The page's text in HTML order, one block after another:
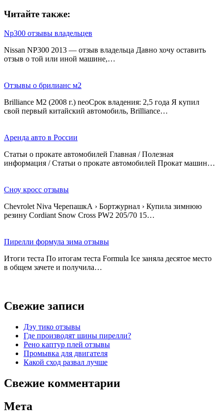
Читайте также:
Np300 отзывы владельцев
Nissan NP300 2013 — отзыв владельца Давно хочу оставить
отзыв о той или иной машине,…
Отзывы о брилианс м2
Brilliance M2 (2008 г.) neoСрок владения: 2,5 года Я купил
свой первый китайский автомобиль, Brilliance…
Аренда авто в России
Статьи о прокате автомобилей Главная / Полезная
информация / Статьи о прокате автомобилей Прокат машин…
Сноу кросс отзывы
Chevrolet Niva ЧерепашкА › Бортжурнал › Купила зимнюю
резину Cordiant Snow Cross PW2 205/70 15…
Пирелли формула зима отзывы
Итоги теста По итогам теста Formula Ice заняла десятое место
в общем зачете и получила…
Свежие записи
Дэу тико отзывы
Где производят шины пирелли?
Рено каптур плей отзывы
Промывка для двигателя
Какой сход развал лучше
Свежие комментарии
Мета